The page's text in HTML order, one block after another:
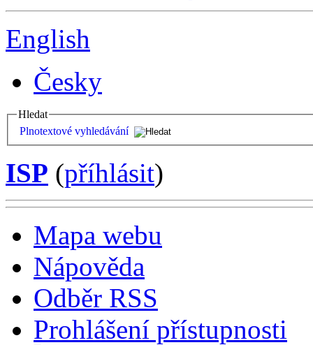
English
Česky
Hledat
Plnotextové vyhledávání
ISP (příhlásit)
Mapa webu
Nápověda
Odběr RSS
Prohlášení přístupnosti